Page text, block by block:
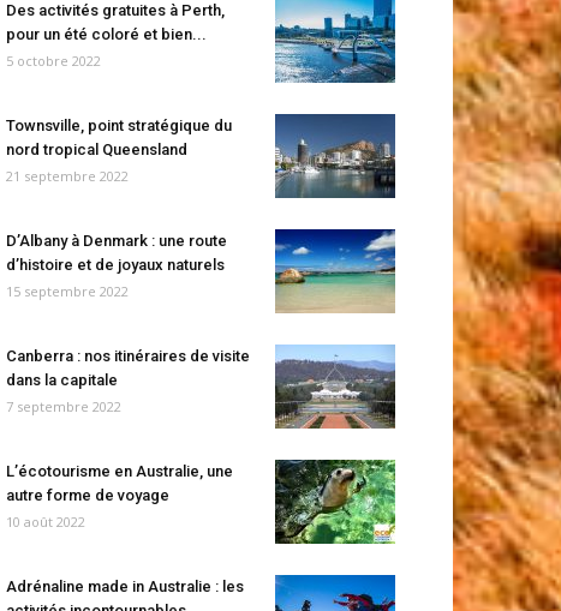
Des activités gratuites à Perth,
pour un été coloré et bien...
5 octobre 2022
Townsville, point stratégique du
nord tropical Queensland
21 septembre 2022
D’Albany à Denmark : une route
d’histoire et de joyaux naturels
15 septembre 2022
Canberra : nos itinéraires de visite
dans la capitale
7 septembre 2022
L’écotourisme en Australie, une
autre forme de voyage
10 août 2022
Adrénaline made in Australie : les